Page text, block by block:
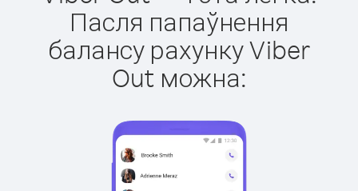
Пасля папаўнення
балансу рахунку Viber
Out можна: